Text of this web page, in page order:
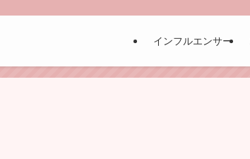
インフルエンサー